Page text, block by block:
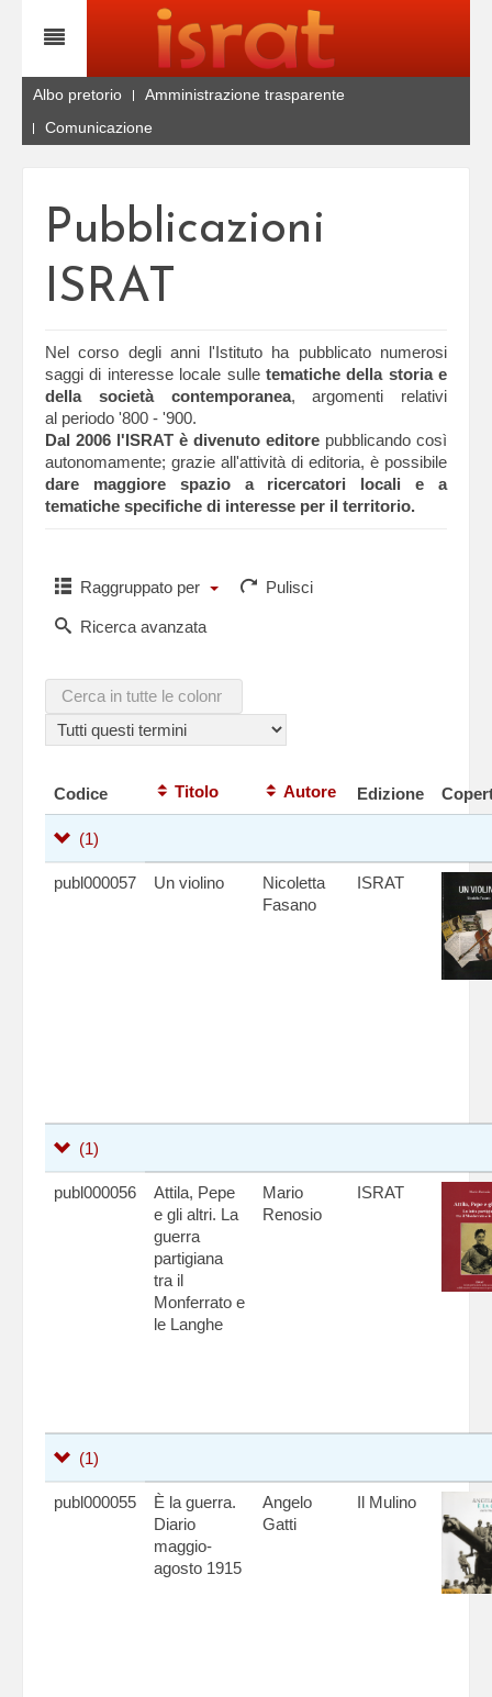
Albo pretorio
Amministrazione trasparente
Comunicazione
Pubblicazioni
ISRAT
Nel corso degli anni l'Istituto ha pubblicato numerosi
saggi di interesse locale sulle tematiche della storia e
della società contemporanea, argomenti relativi
al periodo '800 - '900.
Dal 2006 l'ISRAT è divenuto editore pubblicando così
autonomamente; grazie all'attività di editoria, è possibile
dare maggiore spazio a ricercatori locali e a
tematiche specifiche di interesse per il territorio.
Raggruppato per Pulisci
Ricerca avanzata
Codice Titolo Autore Edizione
(1)
publ000057 Un violino
Nicoletta
Fasano
ISRAT
(1)
publ000056
Attila, Pepe
e gli altri. La
guerra
partigiana
tra il
Monferrato e
le Langhe
Mario
Renosio
ISRAT
(1)
publ000055
È la guerra.
Diario
maggio-
agosto 1915
Angelo
Gatti
Il Mulino